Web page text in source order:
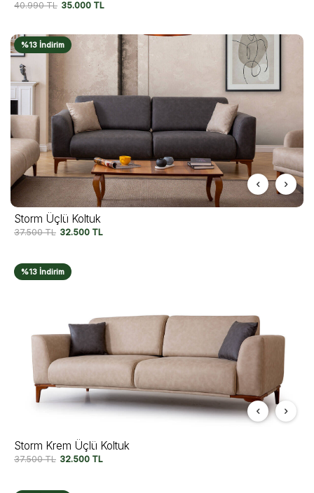
40.990TL 35.000 TL
%13 İndirim
Storm Üçlü Koltuk
37.500TL 32.500 TL
%13 İndirim
Storm Krem Üçlü Koltuk
37.500TL 32.500 TL